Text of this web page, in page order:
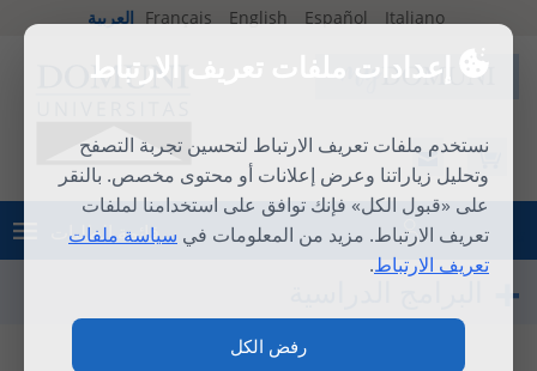
إعدادات ملفات تعريف الارتباط
نستخدم ملفات تعريف الارتباط لتحسين تجربة التصفح
وتحليل زياراتنا وعرض إعلانات أو محتوى مخصص. بالنقر
على «قبول الكل» فإنك توافق على استخدامنا لملفات
تعريف الارتباط. مزيد من المعلومات في سياسة ملفات
تعريف الارتباط.
رفض الكل
Français English Español Italiano العربية
قائمة الطلبات تسجيل الدخول